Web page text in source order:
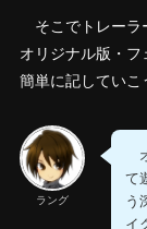
そこでトレーラ
オリジナル版・
簡単に記していこ
ラング
て
う
イ